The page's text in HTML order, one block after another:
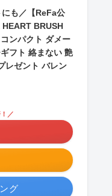
も／【ReFa公
BRUSH
ンパクト ダメー
フト 絡まない 艶
レゼント バレン
／
グ